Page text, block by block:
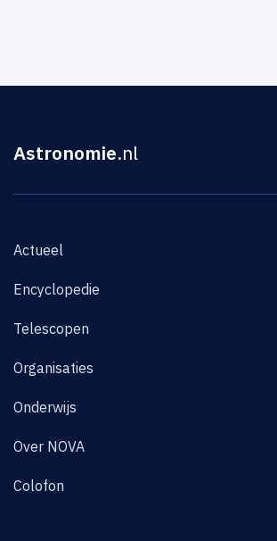
Astronomie.nl
Actueel
Encyclopedie
Telescopen
Organisaties
Onderwijs
Over NOVA
Colofon